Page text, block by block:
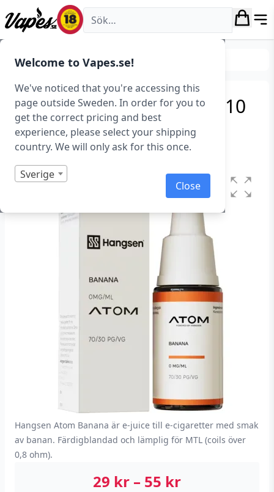
Welcome to Vapes.se!
We've noticed that you're accessing this
page outside Sweden. In order for you to
get the correct pricing and best
experience, please select your shipping
country. We will only ask for this once.
Sverige
Close
Vapes.se
E-juice Smaker Frukt & Bär
Hangsen Atom Banana (10
ml)
Art.nr: 39054
Hangsen Atom Banana är e-juice till e-cigaretter med smak
av banan. Färdigblandad och lämplig för MTL (coils över
0,8 ohm).
29 kr – 55 kr